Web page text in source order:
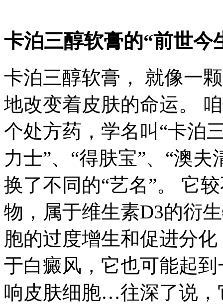
卡泊三醇软膏的“前世今
卡泊三醇软膏， 就像一
地改变着皮肤的命运。
个处方药，学名叫“卡泊
力士”、“得肤宝”、“澳
换了不同的“艺名”。 它
物，属于维生素D3的衍
胞的过度增生和促进分
于白癜风，它也可能起
响皮肤细胞…往深了说，